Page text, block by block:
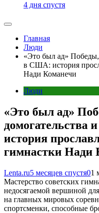
4 дня спустя
Главная
Люди
«Это был ад» Победы,
в США: история
Нади Команечи
Люди
«Это был ад»
домогательства
история
гимнастки Нади
Lenta.ru5 месяцев спустя01
Мастерство советских
недосягаемой вершиной
на главных мировых
спортсменки, способные